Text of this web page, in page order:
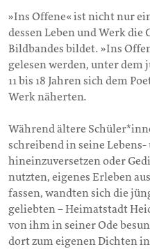
»Ins Offene« ist nicht nur
dessen Leben und Werk die
Bildbandes bildet. »Ins
gelesen werden, unter dem
11 bis 18 Jahren sich dem
Werk näherten.
Während ältere
schreibend in seine
hineinzuversetzen oder
nutzten, eigenes Erleben
fassen, wandten sich die
geliebten – Heimatstadt
von ihm in seiner Ode
dort zum eigenen Dichten